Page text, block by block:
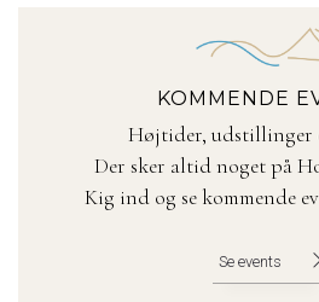
KOMMENDE
Højtider, udstillinger
Der sker altid noget på
Kig ind og se kommende
Se events